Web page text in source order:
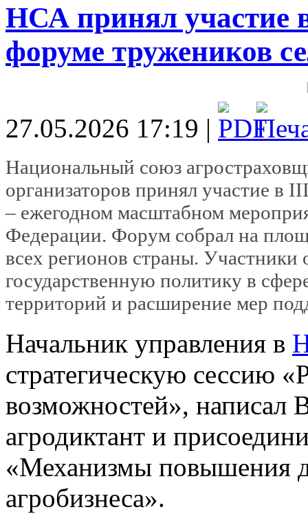
НСА принял участие
форуме тружеников
27.05.2026 17:19 |
Национальный союз
организаторов принял участие в
– ежегодном масштабном
Федерации. Форум собрал на
всех регионов страны.
государственную политику в
территорий и расширение мер
Начальник управления в
стратегическую сессию
возможностей», написал
агродиктант и
«Механизмы повышения
агробизнеса».